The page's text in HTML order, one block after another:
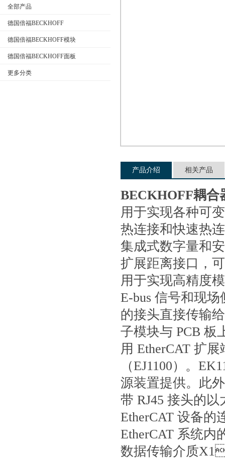
全部产品
德国倍福BECKHOFF
德国倍福BECKHOFF模块
德国倍福BECKHOFF面板
更多分类
产品介绍 相关产品
BECKHOFF耦合
用于实现各种可
热连接和快速热
集成式数字量和
扩展距离接口，
用于实现高精度
E-bus 信号和现
的接头直接传输
子模块与 PCB 板
用 EtherCAT 扩
（EJ1100）
源装置提供。此
带 RJ45 接头的以
EtherCAT 设备的连
EtherCAT 系统内
数据传输介质